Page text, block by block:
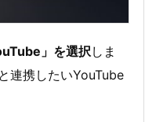
」を選択しま
連携したいYouTube